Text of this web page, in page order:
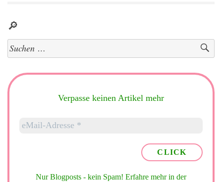
🔎
Suchen
nach:
Verpasse keinen Artikel mehr
Nur Blogposts - kein Spam! Erfahre mehr in der